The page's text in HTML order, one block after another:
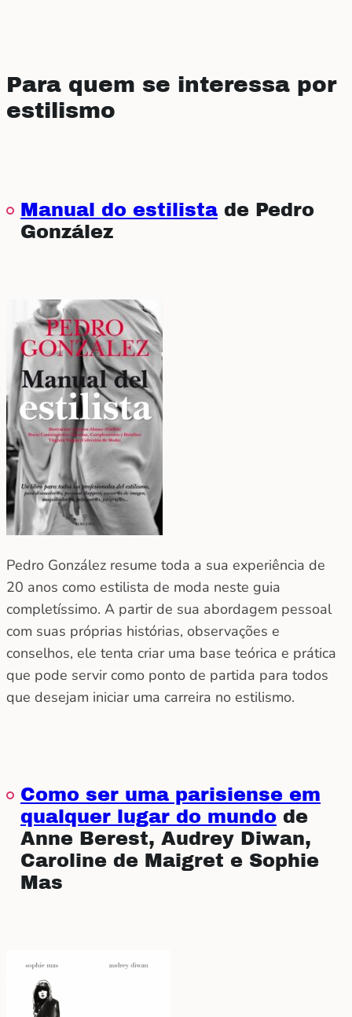
Para quem se interessa por
estilismo
Manual do estilista de Pedro
González
Pedro González resume toda a sua experiência de
20 anos como estilista de moda neste guia
completíssimo. A partir de sua abordagem pessoal
com suas próprias histórias, observações e
conselhos, ele tenta criar uma base teórica e prática
que pode servir como ponto de partida para todos
que desejam iniciar uma carreira no estilismo.
Como ser uma parisiense em
qualquer lugar do mundo de
Anne Berest, Audrey Diwan,
Caroline de Maigret e Sophie
Mas